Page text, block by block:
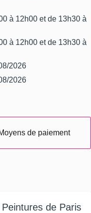
à 12h00 et de 13h30 à
à 12h00 et de 13h30 à
2026
2026
de paiement
de Paris